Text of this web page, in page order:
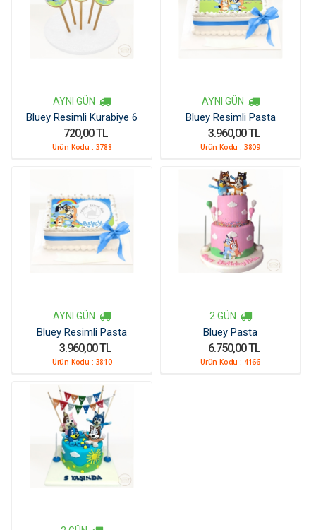
AYNI GÜN
Bluey Resimli Kurabiye 6
Adet
720,00 TL
Ürün Kodu : 3788
AYNI GÜN
Bluey Resimli Pasta
3.960,00 TL
Ürün Kodu : 3809
AYNI GÜN
Bluey Resimli Pasta
3.960,00 TL
Ürün Kodu : 3810
2 GÜN
Bluey Pasta
6.750,00 TL
Ürün Kodu : 4166